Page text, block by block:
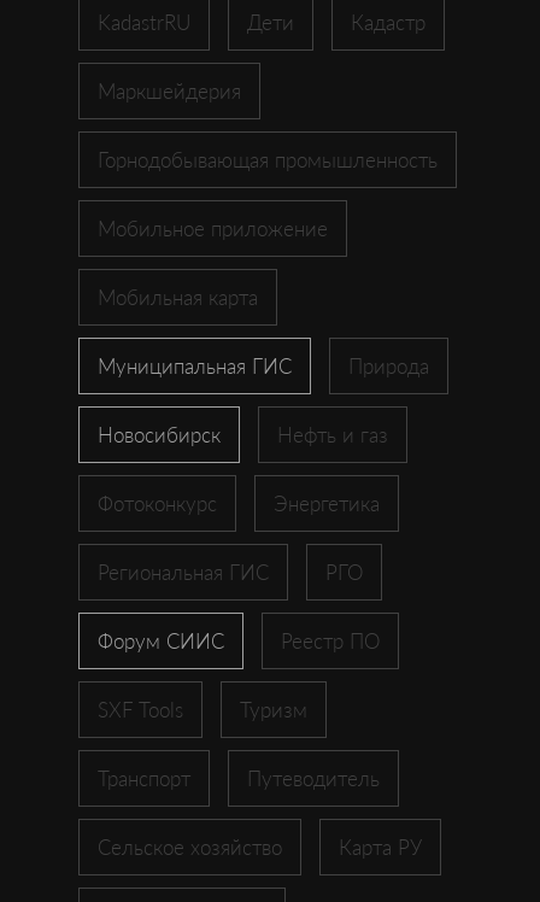
KadastrRU Дети Кадастр
Маркшейдерия
Горнодобывающая промышленность
Мобильное приложение
Мобильная карта
Муниципальная ГИС Природа
Новосибирск Нефть и газ
Фотоконкурс Энергетика
Региональная ГИС РГО
Форум СИИС Реестр ПО
SXF Tools Туризм
Транспорт Путеводитель
Сельское хозяйство Карта РУ